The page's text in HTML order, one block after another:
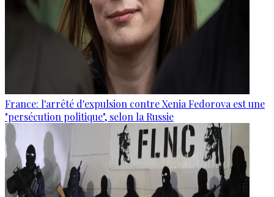
France: l'arrêté d'expulsion contre Xenia Fedorova est une
"persécution politique", selon la Russie